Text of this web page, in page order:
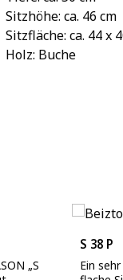
Sitzhöhe: ca. 46 cm
Sitzfläche: ca. 44 x
Holz: Buche
„S
S 38 P
Ein
flache